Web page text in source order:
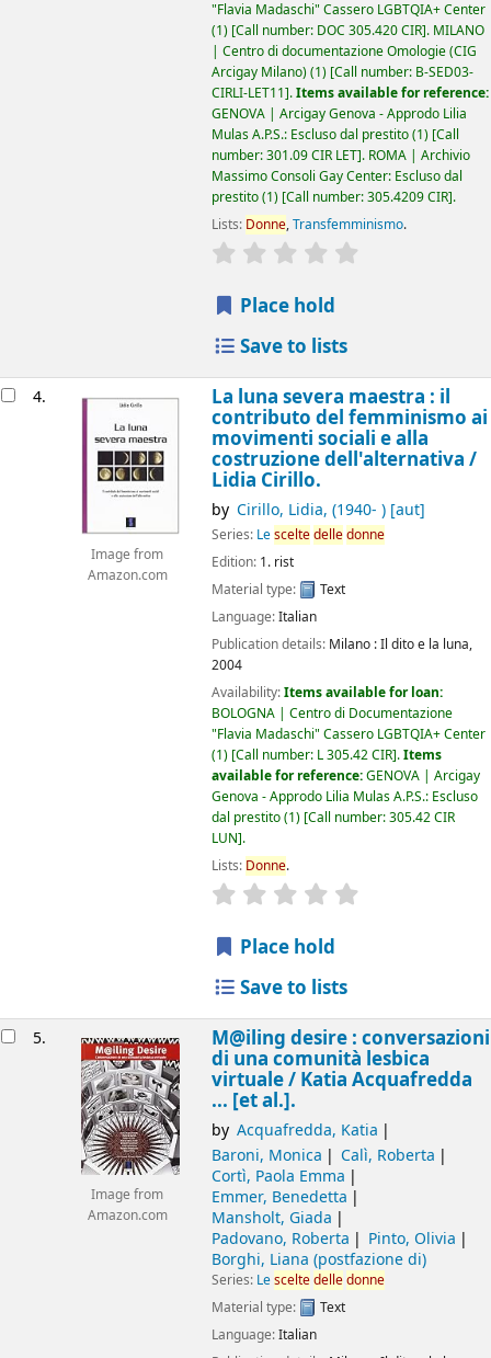
"Flavia Madaschi" Cassero LGBTQIA+ Center
(1) Call number: DOC 305.420 CIR . MILANO
| Centro di documentazione Omologie (CIG
Arcigay Milano)(1) Call number: B-SED03-
CIRLI-LET11 .Items available for reference:
GENOVA | Arcigay Genova - Approdo Lilia
Mulas A.P.S.: Escluso dal prestito(1) Call
number:301.09 CIR LET . ROMA | Archivio
Massimo Consoli Gay Center: Escluso dal
prestito(1) Call number:305.4209 CIR .
Lists: Donne,Transfemminismo.
star rating
Place hold
Save to lists
4.
Image from
Amazon.com
La luna severa maestra : il
contributo del femminismo ai
movimenti sociali e alla
costruzione dell'alternativa /
Lidia Cirillo.
by Cirillo, Lidia, (1940- )[aut]
Series: Lesceltedelledonne
Edition: 1. rist
Material type:
Text
Language:Italian
Publication details: Milano :Il dito e la luna,
2004
Availability:Items available for loan:
BOLOGNA | Centro di Documentazione
"Flavia Madaschi" Cassero LGBTQIA+ Center
(1) Call number: L 305.42 CIR .Items
available for reference:GENOVA | Arcigay
Genova - Approdo Lilia Mulas A.P.S.: Escluso
dal prestito(1) Call number:305.42 CIR
LUN .
Lists: Donne.
star rating
Place hold
Save to lists
5.
Image from
Amazon.com
M@iling desire : conversazioni
di una comunità lesbica
virtuale / Katia Acquafredda
... [et al.].
by Acquafredda, Katia
Baroni, Monica
Calì, Roberta
Cortì, Paola Emma
Emmer, Benedetta
Mansholt, Giada
Padovano, Roberta
Pinto, Olivia
Borghi, Liana (postfazione di)
Series: Lesceltedelledonne
Material type:
Text
Language:Italian